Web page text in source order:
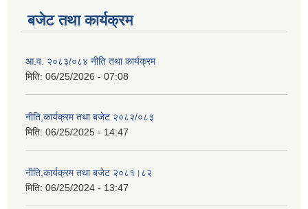
बजेट तथा कार्यक्रम
आ.व. २०८३/०८४ नीति तथा कार्यक्रम
मिति: 06/25/2026 - 07:08
नीति,कार्यक्रम तथा बजेट २०८२/०८३
मिति: 06/25/2025 - 14:47
नीति,कार्यक्रम तथा बजेट २०८१।८२
मिति: 06/25/2024 - 13:47